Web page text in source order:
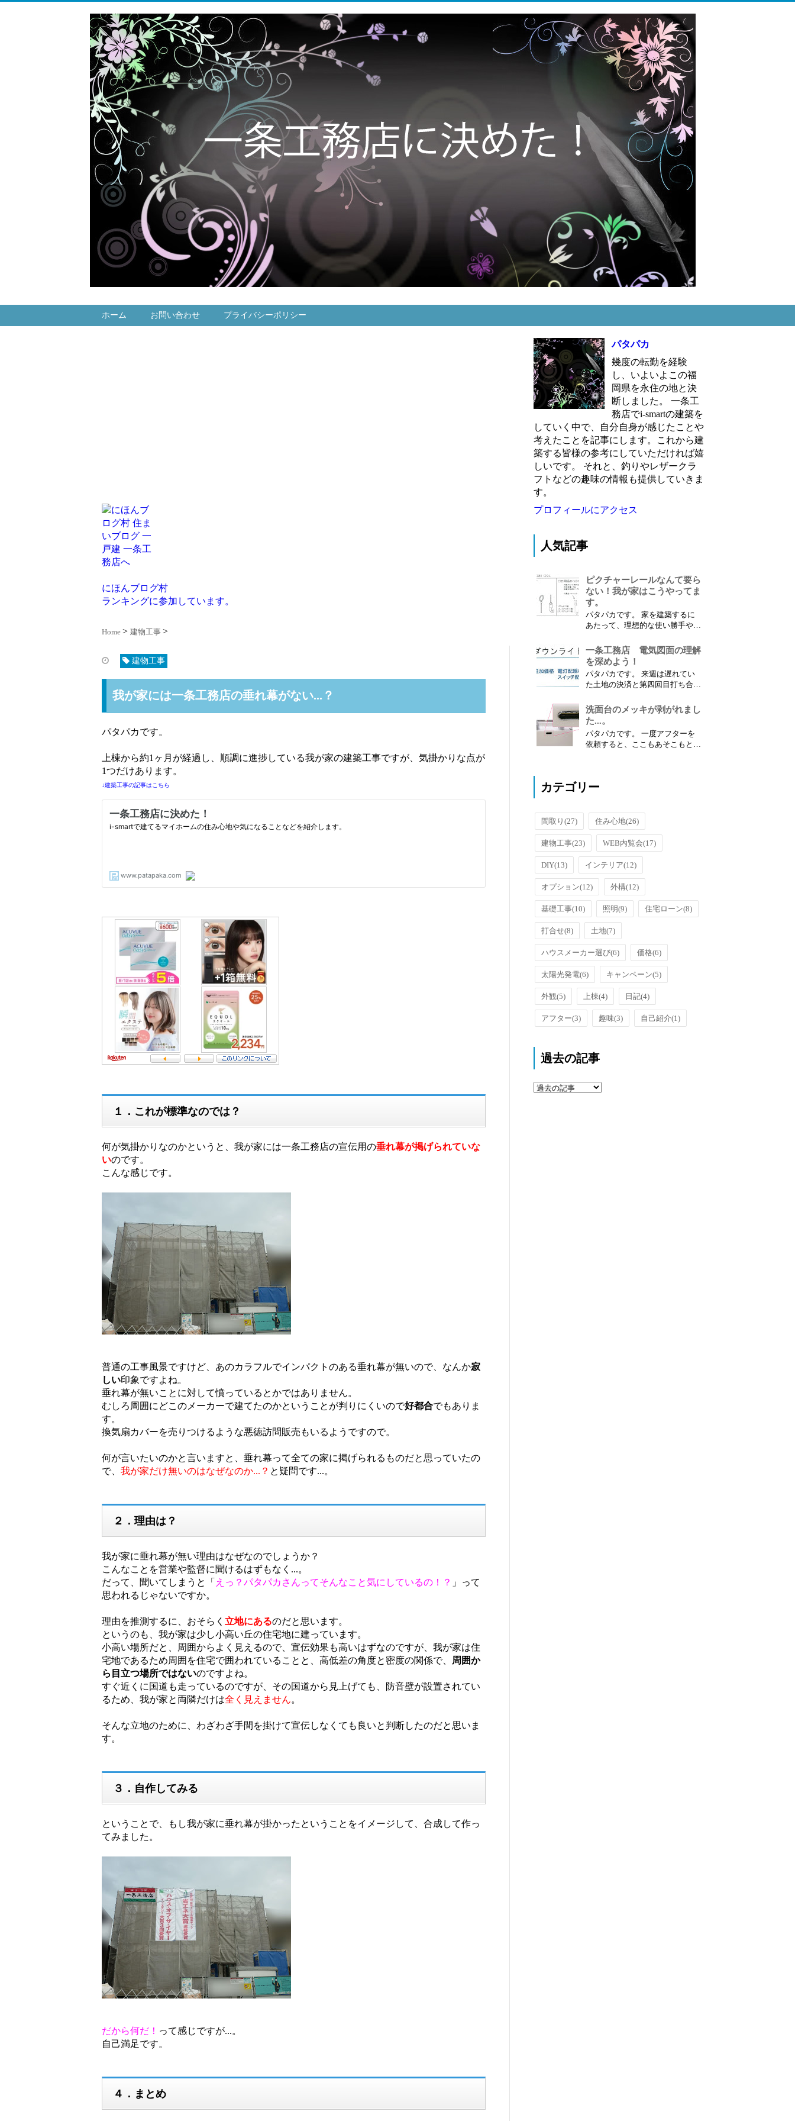
ホーム お問い合わせ プライバシーポリシー
にほんブログ村
ランキングに参加しています。
Home 建物工事
建物工事
我が家には一条工務店の垂れ幕がない...？
パタパカです。
上棟から約1ヶ月が経過し、順調に進捗している我が家の建築工事ですが、気掛かりな点が
1つだけあります。
↓建築工事の記事はこちら
１．これが標準なのでは？
何が気掛かりなのかというと、我が家には一条工務店の宣伝用の垂れ幕が掲げられていな
いのです。
こんな感じです。
普通の工事風景ですけど、あのカラフルでインパクトのある垂れ幕が無いので、なんか寂
しい印象ですよね。
垂れ幕が無いことに対して憤っているとかではありません。
むしろ周囲にどこのメーカーで建てたのかということが判りにくいので好都合でもありま
す。
換気扇カバーを売りつけるような悪徳訪問販売もいるようですので。
何が言いたいのかと言いますと、垂れ幕って全ての家に掲げられるものだと思っていたの
で、 我が家だけ無いのはなぜなのか...？ と疑問です...。
２．理由は？
我が家に垂れ幕が無い理由はなぜなのでしょうか？
こんなことを営業や監督に聞けるはずもなく...。
だって、聞いてしまうと「 えっ？パタパカさんってそんなこと気にしているの！？ 」って
思われるじゃないですか。
理由を推測するに、おそらく 立地にあるのだと思います。
というのも、我が家は少し小高い丘の住宅地に建っています。
小高い場所だと、周囲からよく見えるので、宣伝効果も高いはずなのですが、我が家は住
宅地であるため周囲を住宅で囲われていることと、高低差の角度と密度の関係で、
周囲か
ら目立つ場所ではないのですよね。
すぐ近くに国道も走っているのですが、その国道から見上げても、防音壁が設置されてい
るため、我が家と両隣だけは全く見えません。
そんな立地のために、わざわざ手間を掛けて宣伝しなくても良いと判断したのだと思いま
す。
３．自作してみる
ということで、もし我が家に垂れ幕が掛かったということをイメージして、合成して作っ
てみました。
だから何だ！ って感じですが...。
自己満足です。
４．まとめ
パタパカ
幾度の転勤を経験
し、いよいよこの福
岡県を永住の地と決
断しました。 一条工
務店でi-smartの建築を
していく中で、自分自身が感じたことや
考えたことを記事にします。これから建
築する皆様の参考にしていただければ嬉
しいです。 それと、釣りやレザークラ
フトなどの趣味の情報も提供していきま
す。
プロフィールにアクセス
人気記事
ピクチャーレールなんて要ら
ない！我が家はこうやってま
す。
パタパカです。 家を建築するに
あたって、理想的な使い勝手や好
ンも人それぞれだと思います。
採用しなかったオプションは素直
に諦めるしかないのかもしれませ
んが、中にはDIYして 代替品を取
り付けることも可能 な場合があ
一条工務店 電気図面の理解
を深めよう！
パタパカです。 来週は遅れてい
た土地の決済と第四回目打ち合わ
す。 今から気合を入れて準備し
たいと思います。 １．電気図面
が提案されました 先日、設計士
から修正された最新の間取り図面
と電気図面をいただきました。
洗面台のメッキが剥がれまし
た...。
パタパカです。 一度アフターを
依頼すると、ここもあそこもと
レポートします。 １．補修箇所
ているのです...
カテゴリー
間取り (27) 住み心地(26)
建物工事(23) WEB内覧会(17)
DIY(13) インテリア(12)
オプション(12) 外構(12)
基礎工事(10) 照明(9) 住宅ローン(8)
打合せ(8) 土地(7)
ハウスメーカー選び(6) 価格(6)
太陽光発電(6) キャンペーン(5)
外観(5) 上棟(4) 日記(4)
アフター(3) 趣味(3) 自己紹介(1)
過去の記事